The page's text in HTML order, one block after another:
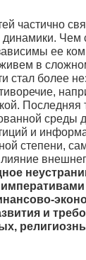
частично
динамики. Чем
ее
в
стал более
Последняя
среды
и
степени,
и